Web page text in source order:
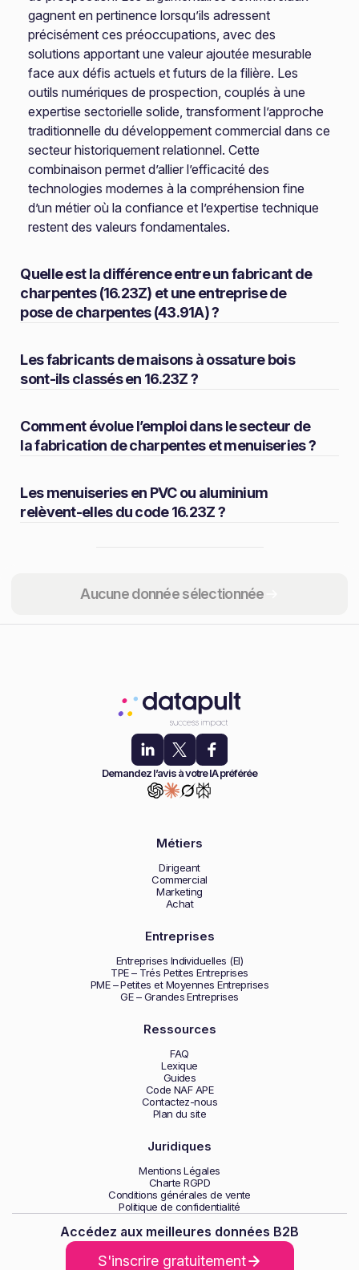
Aucune donnée sélectionnée
gagnent en pertinence lorsqu’ils adressent
précisément ces préoccupations, avec des
solutions apportant une valeur ajoutée mesurable
face aux défis actuels et futurs de la filière. Les
outils numériques de prospection, couplés à une
expertise sectorielle solide, transforment l’approche
traditionnelle du développement commercial dans ce
secteur historiquement relationnel. Cette
combinaison permet d’allier l’efficacité des
technologies modernes à la compréhension fine
d’un métier où la confiance et l’expertise technique
restent des valeurs fondamentales.
Quelle est la différence entre un fabricant de
charpentes (16.23Z) et une entreprise de
pose de charpentes (43.91A) ?
Les fabricants de maisons à ossature bois
sont-ils classés en 16.23Z ?
Comment évolue l’emploi dans le secteur de
la fabrication de charpentes et menuiseries ?
Les menuiseries en PVC ou aluminium
relèvent-elles du code 16.23Z ?
Partager
Demandez l’avis à votre IA préférée
Métiers
Dirigeant
Commercial
Marketing
Achat
Entreprises
Entreprises Individuelles (EI)
TPE – Trés Petites Entreprises
PME – Petites et Moyennes Entreprises
GE – Grandes Entreprises
Ressources
FAQ
Lexique
Guides
Code NAF APE
Contactez-nous
Plan du site
Juridiques
Mentions Légales
Charte RGPD
Conditions générales de vente
Politique de confidentialité
Accédez aux meilleures données B2B
S'inscrire gratuitement